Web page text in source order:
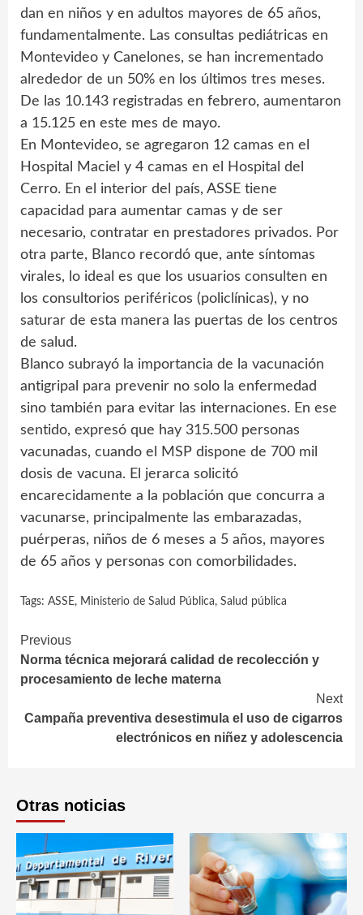
dan en niños y en adultos mayores de 65 años,
fundamentalmente. Las consultas pediátricas en
Montevideo y Canelones, se han incrementado
alrededor de un 50% en los últimos tres meses.
De las 10.143 registradas en febrero, aumentaron
a 15.125 en este mes de mayo.
En Montevideo, se agregaron 12 camas en el
Hospital Maciel y 4 camas en el Hospital del
Cerro. En el interior del país, ASSE tiene
capacidad para aumentar camas y de ser
necesario, contratar en prestadores privados. Por
otra parte, Blanco recordó que, ante síntomas
virales, lo ideal es que los usuarios consulten en
los consultorios periféricos (policlínicas), y no
saturar de esta manera las puertas de los centros
de salud.
Blanco subrayó la importancia de la vacunación
antigripal para prevenir no solo la enfermedad
sino también para evitar las internaciones. En ese
sentido, expresó que hay 315.500 personas
vacunadas, cuando el MSP dispone de 700 mil
dosis de vacuna. El jerarca solicitó
encarecidamente a la población que concurra a
vacunarse, principalmente las embarazadas,
puérperas, niños de 6 meses a 5 años, mayores
de 65 años y personas con comorbilidades.
Tags: ASSE, Ministerio de Salud Pública, Salud pública
Continue
Reading
Previous
Norma técnica mejorará calidad de recolección y
procesamiento de leche materna
Next
Campaña preventiva desestimula el uso de cigarros
electrónicos en niñez y adolescencia
Otras noticias